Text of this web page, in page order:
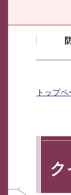
トップペ
ク